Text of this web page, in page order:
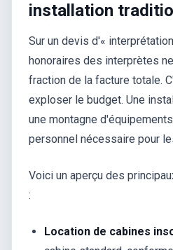
installation
Sur un devis d'«
honoraires des interprètes
fraction de la facture totale.
exploser le budget. Une
une montagne
personnel nécessaire pour
Voici un aperçu des
:
Location de cabines